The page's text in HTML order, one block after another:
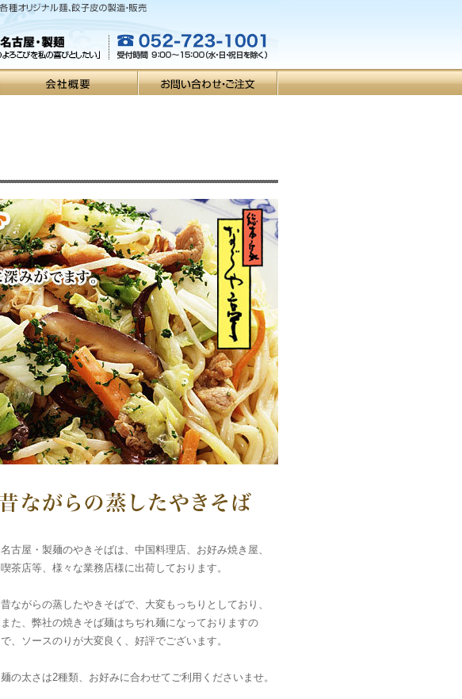
名古屋・製麺のやきそばは、中国料理店、お好み焼き屋、
喫茶店等、様々な業務店様に出荷しております。
昔ながらの蒸したやきそばで、大変もっちりとしており、
また、弊社の焼きそば麺はちぢれ麺になっておりますの
で、ソースのりが大変良く、好評でございます。
麺の太さは2種類、お好みに合わせてご利用くださいませ。